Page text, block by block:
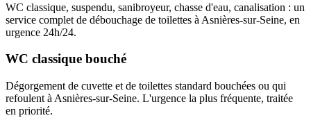
WC classique, suspendu, sanibroyeur, chasse d'eau, canalisation : un
service complet de débouchage de toilettes à Asnières-sur-Seine, en
urgence 24h/24.
WC classique bouché
Dégorgement de cuvette et de toilettes standard bouchées ou qui
refoulent à Asnières-sur-Seine. L'urgence la plus fréquente, traitée
en priorité.